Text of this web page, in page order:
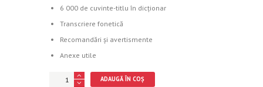
6 000 de cuvinte-titlu în dicţionar
Transcriere fonetică
Recomandări şi avertismente
Anexe utile
Cantitate
ADAUGĂ ÎN COȘ